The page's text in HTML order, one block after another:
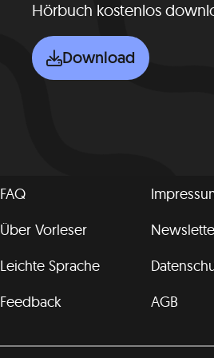
Hörbuch kostenlos
Download
FAQ
Über Vorleser
Leichte Sprache
Feedback
AGB